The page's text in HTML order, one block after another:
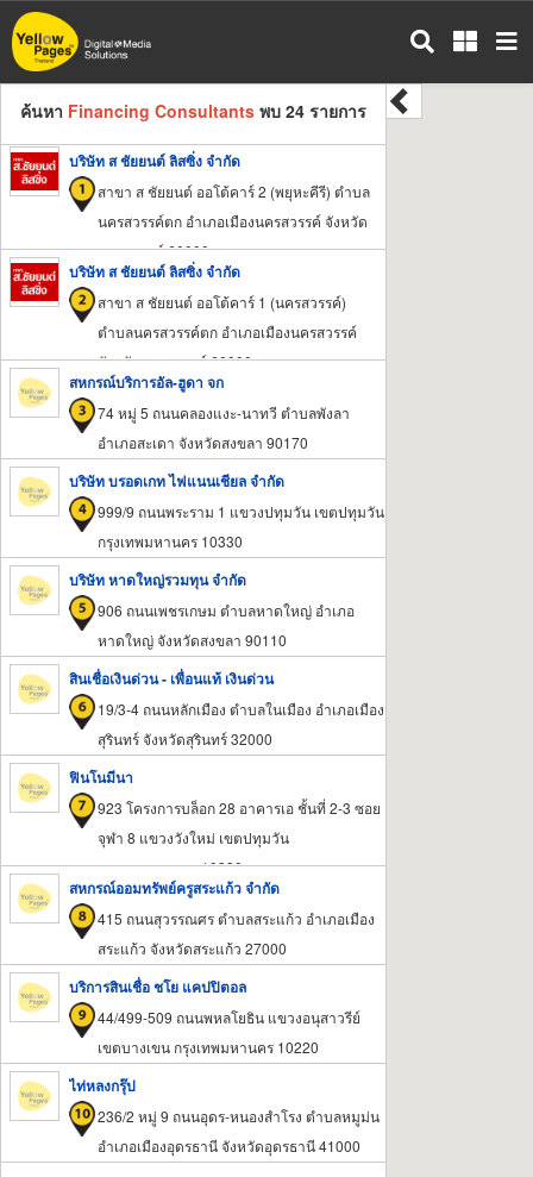
ข้าม
ไป
เนื้อหา
ค้นหา Financing Consultants พบ 24 รายการ
บริษัท ส ชัยยนต์ ลิสซิ่ง จำกัด
สาขา ส ชัยยนต์ ออโต้คาร์ 2 (พยุหะคีรี) ตำบล
นครสวรรค์ตก อำเภอเมืองนครสวรรค์ จังหวัด
นครสวรรค์ 60000
บริษัท ส ชัยยนต์ ลิสซิ่ง จำกัด
สาขา ส ชัยยนต์ ออโต้คาร์ 1 (นครสวรรค์)
ตำบลนครสวรรค์ตก อำเภอเมืองนครสวรรค์
จังหวัดนครสวรรค์ 60000
สหกรณ์บริการอัล-ฮูดา จก
74 หมู่ 5 ถนนคลองแงะ-นาทวี ตำบลพังลา
อำเภอสะเดา จังหวัดสงขลา 90170
บริษัท บรอดเกท ไฟแนนเชียล จำกัด
999/9 ถนนพระราม 1 แขวงปทุมวัน เขตปทุมวัน
กรุงเทพมหานคร 10330
บริษัท หาดใหญ่รวมทุน จำกัด
906 ถนนเพชรเกษม ตำบลหาดใหญ่ อำเภอ
หาดใหญ่ จังหวัดสงขลา 90110
สินเชื่อเงินด่วน - เพื่อนแท้ เงินด่วน
19/3-4 ถนนหลักเมือง ตำบลในเมือง อำเภอเมือง
สุรินทร์ จังหวัดสุรินทร์ 32000
ฟินโนมีนา
923 โครงการบล็อก 28 อาคารเอ ชั้นที่ 2-3 ซอย
จุฬา 8 แขวงวังใหม่ เขตปทุมวัน
กรุงเทพมหานคร 10330
สหกรณ์ออมทรัพย์ครูสระแก้ว จำกัด
415 ถนนสุวรรณศร ตำบลสระแก้ว อำเภอเมือง
สระแก้ว จังหวัดสระแก้ว 27000
บริการสินเชื่อ ชโย แคปปิตอล
44/499-509 ถนนพหลโยธิน แขวงอนุสาวรีย์
เขตบางเขน กรุงเทพมหานคร 10220
ไท่หลงกรุ๊ป
236/2 หมู่ 9 ถนนอุดร-หนองสำโรง ตำบลหมูม่น
อำเภอเมืองอุดรธานี จังหวัดอุดรธานี 41000